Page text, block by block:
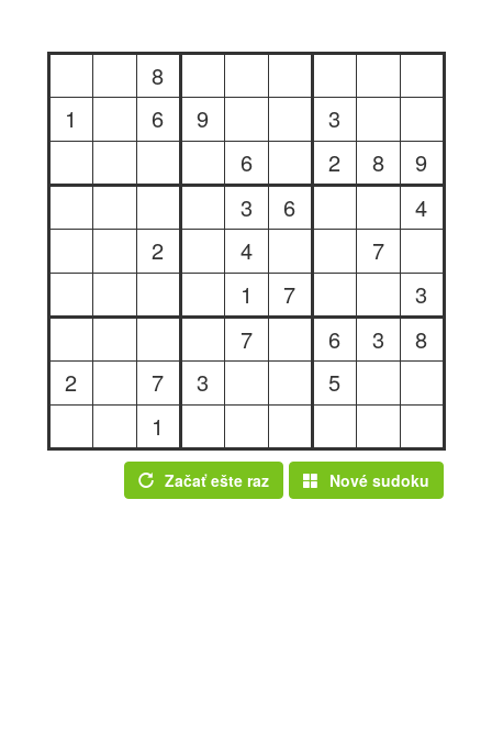
8
1
6 9
3
6
2 8
9
3
6
4
2
4
7
1
7
3
7
6 3
8
2
7 3
5
1
Začať ešte raz Nové sudoku